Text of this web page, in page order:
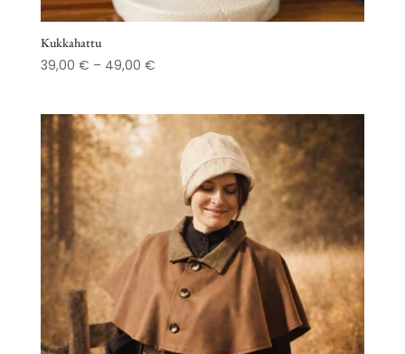
Kukkahattu
39,00 € – 49,00 €Hintaluokka:
49,00 €